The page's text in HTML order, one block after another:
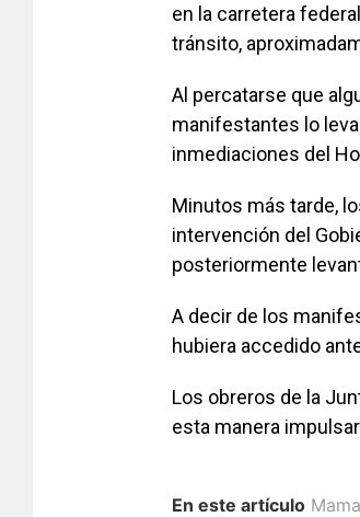
en la carretera
tránsito,
Al percatarse que
manifestantes lo
inmediaciones del
Minutos más tarde,
intervención del
posteriormente
A decir de los
hubiera accedido
Los obreros de la
esta manera
En este artículo